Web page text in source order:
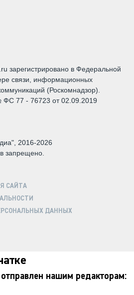
зарегистрировано в Федеральной
связи, информационных
(Роскомнадзор).
ФС 77 - 76723 от 02.09.2019
2016-2026
запрещено.
САЙТА
ДАННЫХ
нашим редакторам: